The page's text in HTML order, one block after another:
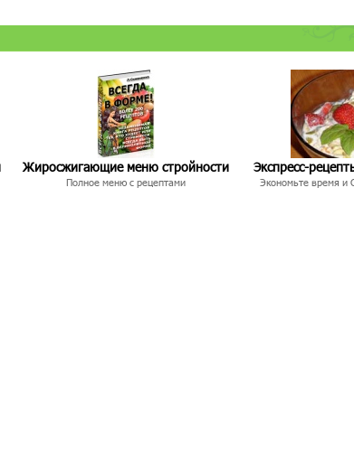
Жиросжигающие меню стройности
Полное меню с рецептами
Экспресс-
Экономьте время и